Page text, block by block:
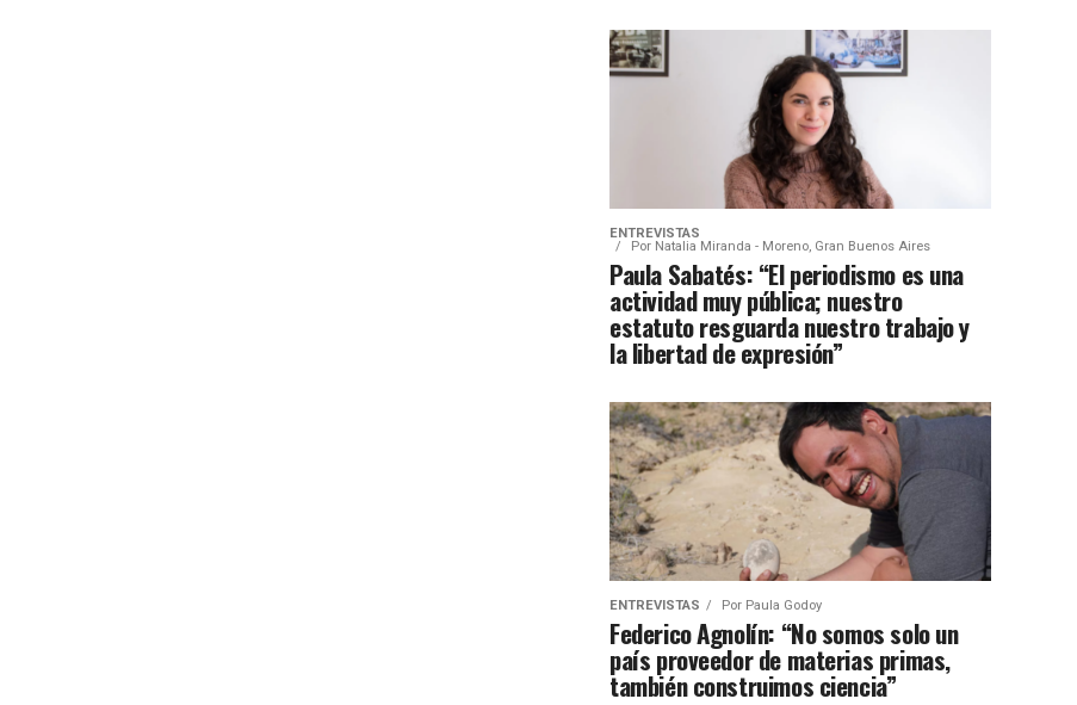
ENTREVISTAS
Por Natalia Miranda - Moreno, Gran Buenos Aires
Paula Sabatés: “El periodismo es una
actividad muy pública; nuestro
estatuto resguarda nuestro trabajo y
la libertad de expresión”
ENTREVISTAS Por Paula Godoy
Federico Agnolín: “No somos solo un
país proveedor de materias primas,
también construimos ciencia”